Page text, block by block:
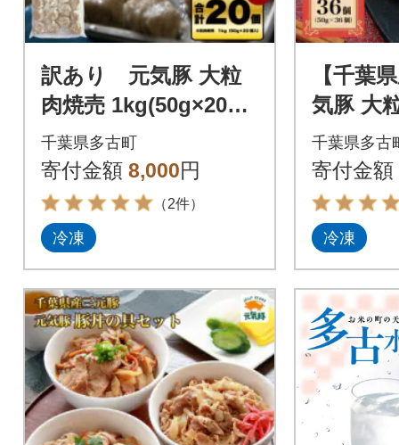
訳あり 元気豚 大粒
肉焼売 1kg(50g×20個
入り)
千葉県多古町
寄付金額 8,000円
（2件）
冷凍
【千葉
気豚 大
ト(2種
【シュ
千葉県多古
寄付金額
冷凍